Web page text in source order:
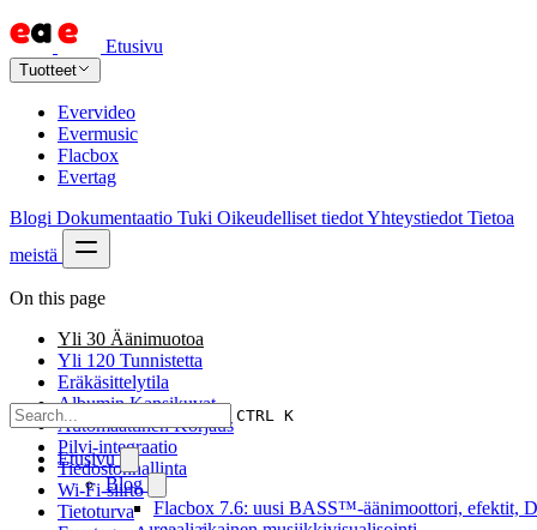
Etusivu
Tuotteet
Evervideo
Evermusic
Flacbox
Evertag
Blogi Dokumentaatio Tuki Oikeudelliset tiedotYhteystiedot Tietoa
meistä
CTRL K
Etusivu
Blog
Flacbox 7.6: uusi BASS™-äänimoottori, efektit,
On this page
Yli 30 Äänimuotoa
Yli 120 Tunnistetta
Eräkäsittelytila
Albumin Kansikuvat
Automaattinen Korjaus
Pilvi-integraatio
Tiedostonhallinta
Wi-Fi-siirto
Tietoturva